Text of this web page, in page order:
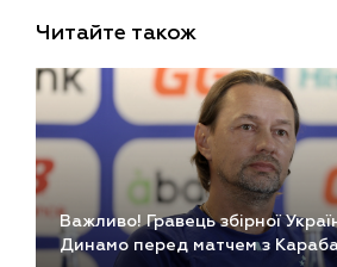
Читайте також
Важливо! Гравець збірної
Динамо перед матчем з